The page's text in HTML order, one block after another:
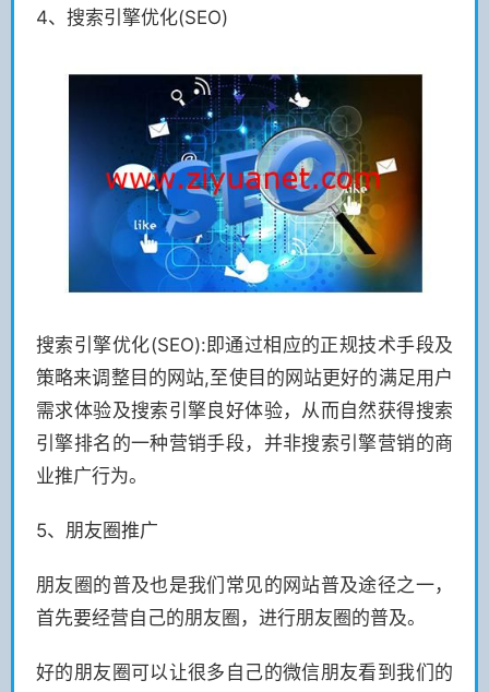
4、搜索引擎优化(SEO)
搜索引擎优化(SEO):即通过相应的正规技术手段及
策略来调整目的网站,至使目的网站更好的满足用户
需求体验及搜索引擎良好体验，从而自然获得搜索
引擎排名的一种营销手段，并非搜索引擎营销的商
业推广行为。
5、朋友圈推广
朋友圈的普及也是我们常见的网站普及途径之一，
首先要经营自己的朋友圈，进行朋友圈的普及。
好的朋友圈可以让很多自己的微信朋友看到我们的